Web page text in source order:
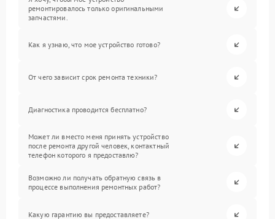
ремонтировалось только оригинальными
запчастями.
Как я узнаю, что мое устройство готово?
От чего зависит срок ремонта техники?
Диагностика проводится бесплатно?
Может ли вместо меня принять устройство
после ремонта другой человек, контактный
телефон которого я предоставлю?
Возможно ли получать обратную связь в
процессе выполнения ремонтных работ?
Какую гарантию вы предоставляете?